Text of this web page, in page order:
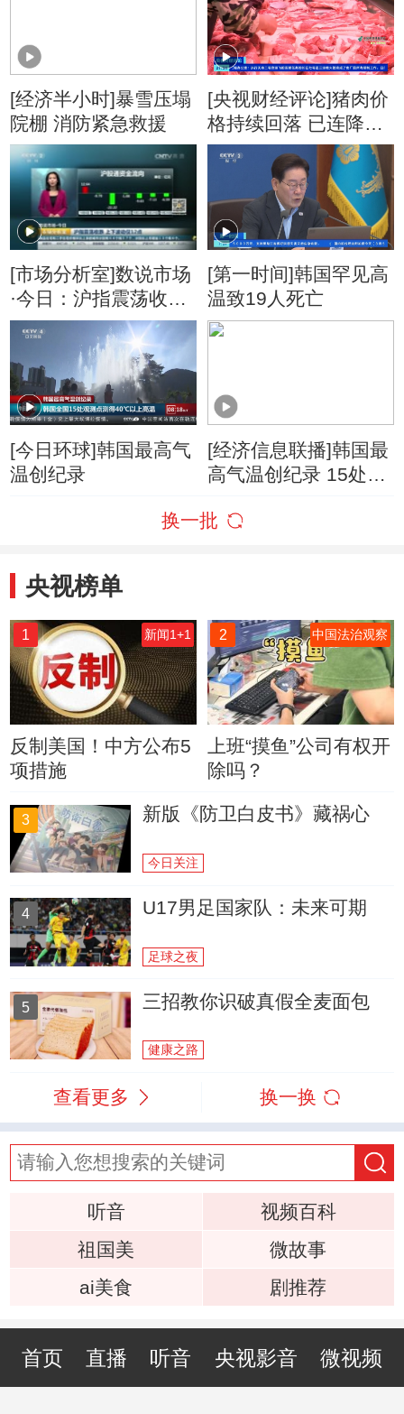
[经济半小时]暴雪压塌
院棚 消防紧急救援
[央视财经评论]猪肉价
格持续回落 已连降十
一周
[市场分析室]数说市场
·今日：沪指震荡收跌
上下波动仅12点
[第一时间]韩国罕见高
温致19人死亡
[今日环球]韩国最高气
温创纪录
[经济信息联播]韩国最
高气温创纪录 15处观
温
换一批
央视榜单
1 新闻1+1
反制美国！中方公布5
项措施
2 中国法治观察
上班“摸鱼”公司有权开
除吗？
3 新版《防卫白皮书》藏祸心
今日关注
4 U17男足国家队：未来可期
足球之夜
5 三招教你识破真假全麦面包
健康之路
查看更多 换一换
听音
视频百科
祖国美
微故事
ai美食
剧推荐
首页 直播 听音 央视影音 微视频